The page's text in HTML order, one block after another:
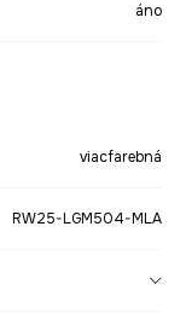
áno
viacfarebná
RW25-LGM504-MLA